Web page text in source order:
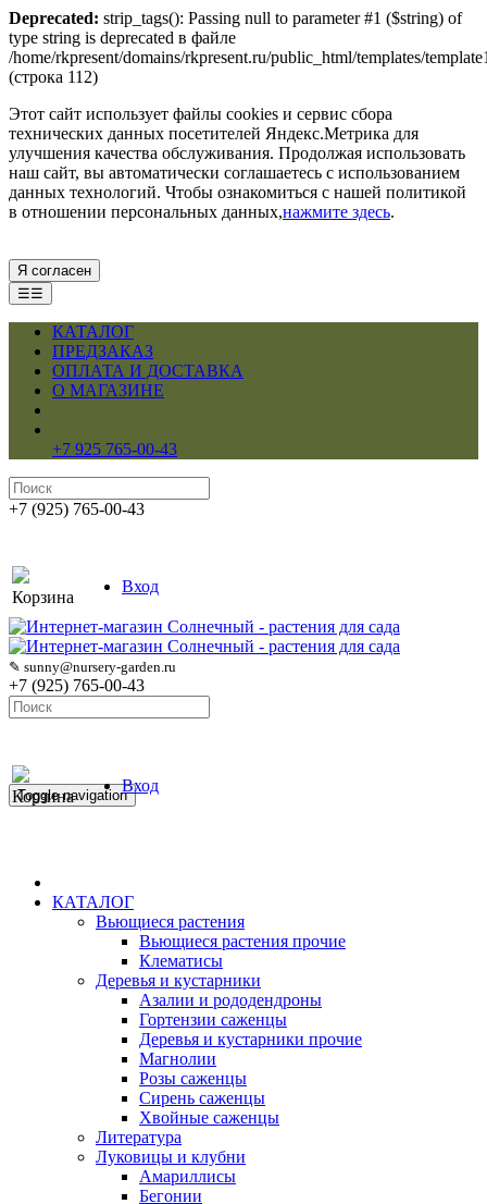
Deprecated: strip_tags(): Passing null to parameter #1 ($string) of
type string is deprecated в файле
/home/rkpresent/domains/rkpresent.ru/public_html/templates/
(строка 112)
Этот сайт использует файлы cookies и сервис сбора
технических данных посетителей Яндекс.Метрика для
улучшения качества обслуживания. Продолжая использовать
наш сайт, вы автоматически соглашаетесь с использованием
данных технологий. Чтобы ознакомиться с нашей политикой
в отношении персональных данных,нажмите здесь.
Я согласен
☰☰
КАТАЛОГ
ПРЕДЗАКАЗ
ОПЛАТА И ДОСТАВКА
О МАГАЗИНЕ
+7 925 765-00-43
+7 (925) 765-00-43
Корзина
Вход
✎ sunny@nursery-garden.ru
+7 (925) 765-00-43
Корзина
Вход
Toggle navigation
КАТАЛОГ
Вьющиеся растения
Вьющиеся растения прочие
Клематисы
Деревья и кустарники
Азалии и рододендроны
Гортензии саженцы
Деревья и кустарники прочие
Магнолии
Розы саженцы
Сирень саженцы
Хвойные саженцы
Литература
Луковицы и клубни
Амариллисы
Бегонии